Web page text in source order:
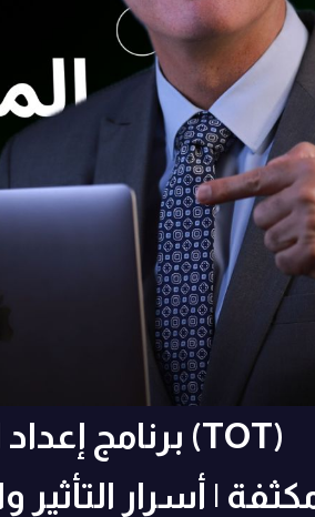
برنامج إعداد المدربين المحترفين (TOT)
| أسرار التأثير